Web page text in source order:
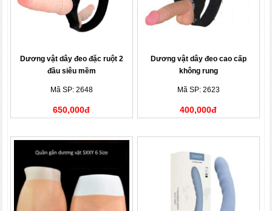
Dương vật dây đeo đặc ruột 2
đầu siêu mềm
Mã SP: 2648
650,000đ
Dương vật dây đeo cao cấp
không rung
Mã SP: 2623
400,000đ